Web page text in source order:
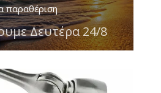
παραθέριση
Δευτέρα 24/8